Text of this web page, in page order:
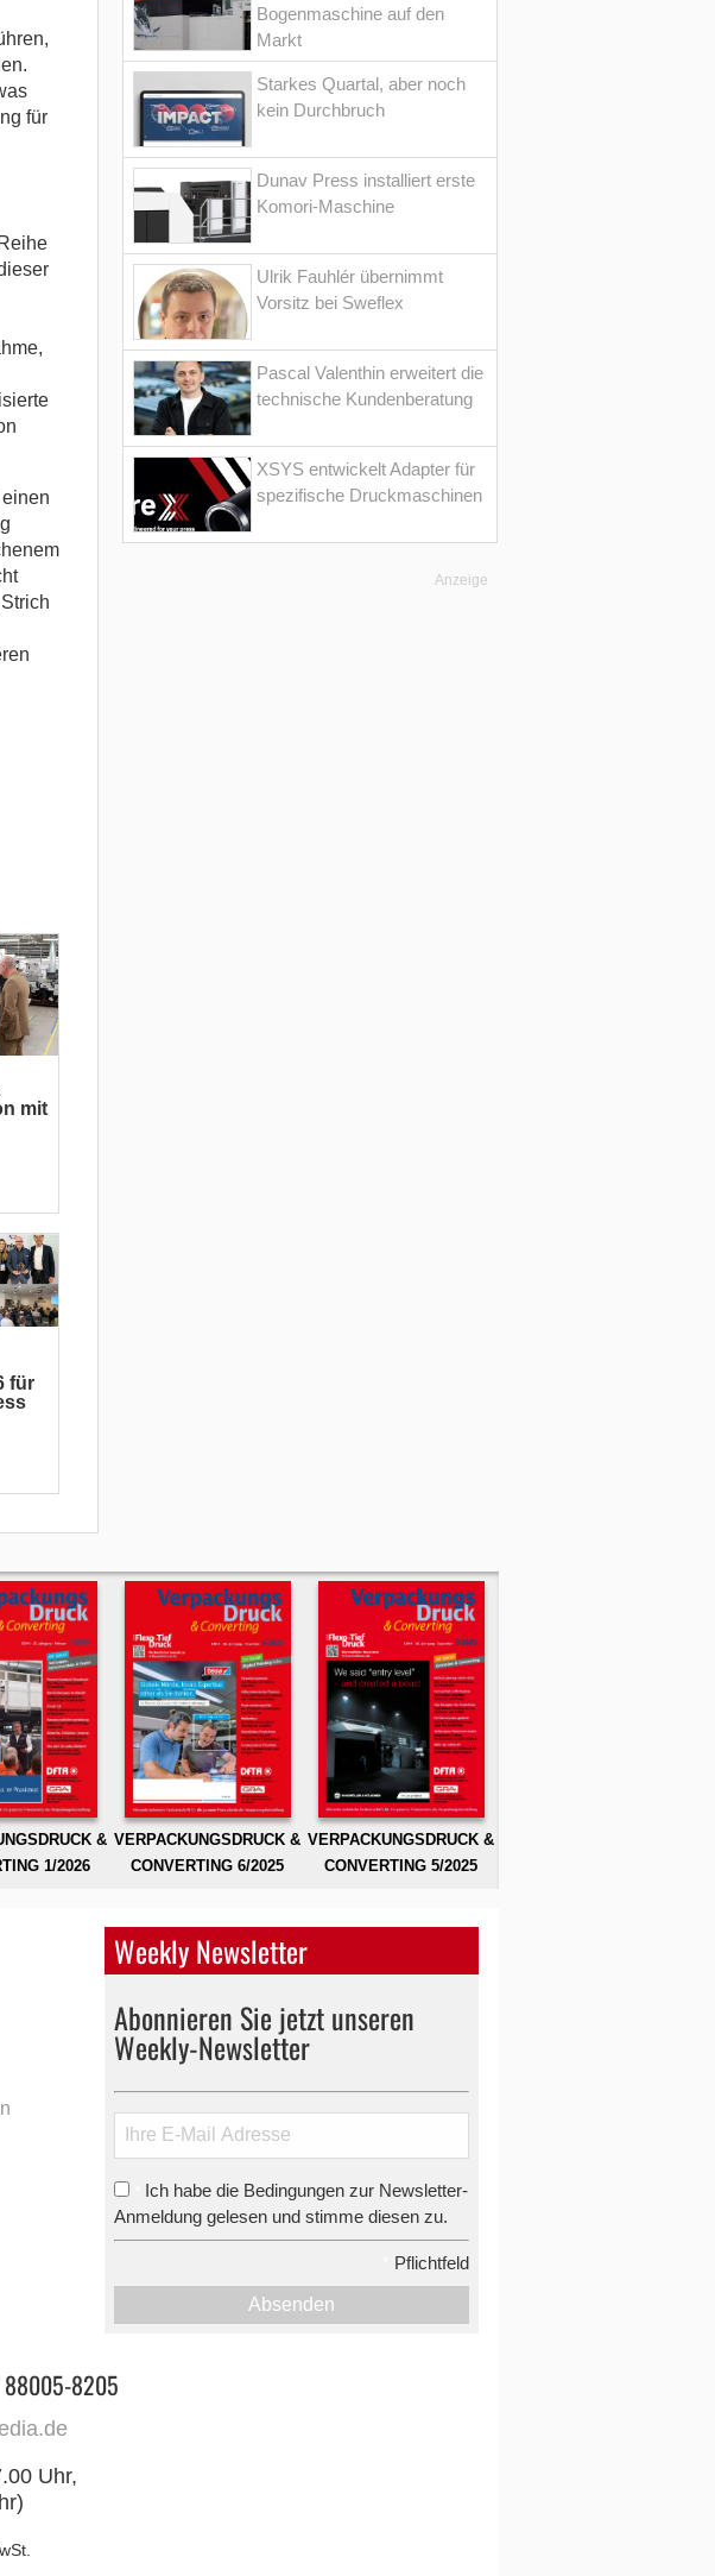
für
mit
für
Bogenmaschine auf den
Markt
Starkes Quartal, aber noch
kein Durchbruch
Dunav Press installiert erste
Komori-Maschine
Ulrik Fauhlér übernimmt
Vorsitz bei Sweflex
Pascal Valenthin erweitert die
technische Kundenberatung
XSYS entwickelt Adapter für
spezifische Druckmaschinen
Anzeige
&
1/2026
VERPACKUNGSDRUCK &
CONVERTING 6/2025
VERPACKUNGSDRUCK &
CONVERTING 5/2025
Weekly Newsletter
Abonnieren Sie jetzt unseren
Weekly-Newsletter
Ich habe die Bedingungen zur Newsletter-
Anmeldung gelesen und stimme diesen zu.
Pflichtfeld
Absenden
88005-8205
Uhr,